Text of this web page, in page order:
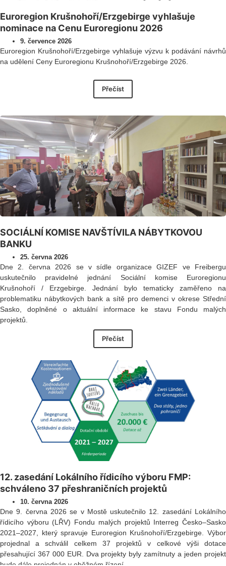
Euroregion Krušnohoří/Erzgebirge vyhlašuje
nominace na Cenu Euroregionu 2026
9. července 2026
Euroregion Krušnohoří/Erzgebirge vyhlašuje výzvu k podávání návrhů
na udělení Ceny Euroregionu Krušnohoří/Erzgebirge 2026.
Přečíst
SOCIÁLNÍ KOMISE NAVŠTÍVILA NÁBYTKOVOU
BANKU
25. června 2026
Dne 2. června 2026 se v sídle organizace GIZEF ve Freibergu
uskutečnilo pravidelné jednání Sociální komise Euroregionu
Krušnohoří / Erzgebirge. Jednání bylo tematicky zaměřeno na
problematiku nábytkových bank a sítě pro demenci v okrese Střední
Sasko, doplněné o aktuální informace ke stavu Fondu malých
projektů.
Přečíst
12. zasedání Lokálního řídicího výboru FMP:
schváleno 37 přeshraničních projektů
10. června 2026
Dne 9. června 2026 se v Mostě uskutečnilo 12. zasedání Lokálního
řídicího výboru (LŘV) Fondu malých projektů Interreg Česko–Sasko
2021–2027, který spravuje Euroregion Krušnohoří/Erzgebirge. Výbor
projednal a schválil celkem 37 projektů v celkové výši dotace
přesahující 367 000 EUR. Dva projekty byly zamítnuty a jeden projekt